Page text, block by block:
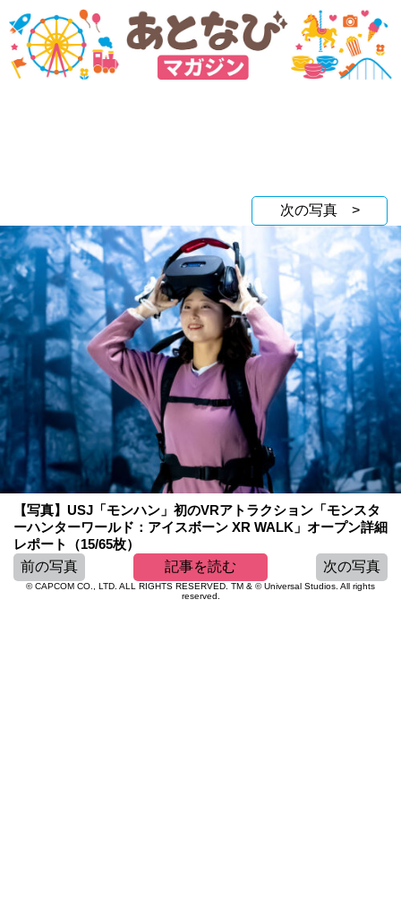
次の写真 >
【写真】USJ「モンハン」初のVRアトラクション「モンスタ
ーハンターワールド：アイスボーン XR WALK」オープン詳細
レポート（15/65枚）
前の写真
記事を読む 次の写真
© CAPCOM CO., LTD. ALL RIGHTS RESERVED. TM & © Universal Studios. All rights
reserved.